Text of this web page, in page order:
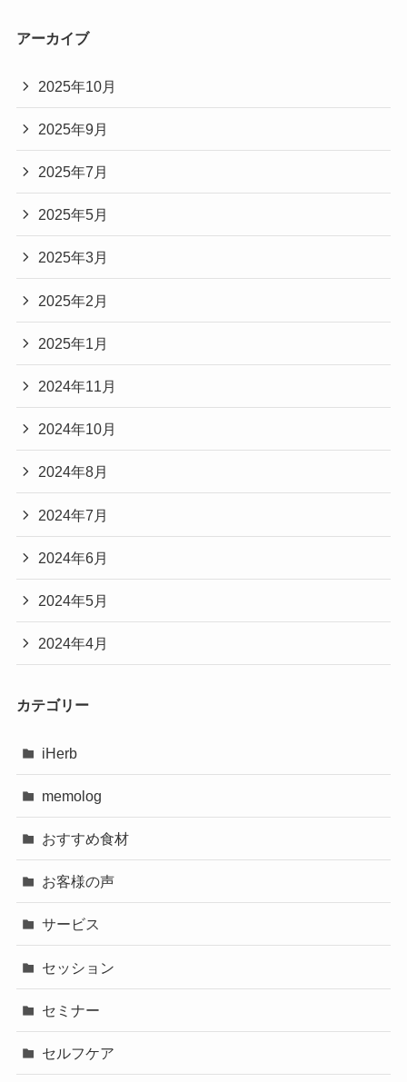
アーカイブ
2025年10月
2025年9月
2025年7月
2025年5月
2025年3月
2025年2月
2025年1月
2024年11月
2024年10月
2024年8月
2024年7月
2024年6月
2024年5月
2024年4月
カテゴリー
iHerb
memolog
おすすめ食材
お客様の声
サービス
セッション
セミナー
セルフケア